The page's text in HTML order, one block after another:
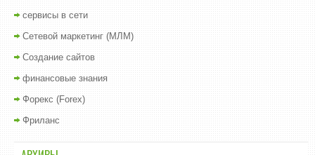
сервисы в сети
Сетевой маркетинг (МЛМ)
Создание сайтов
финансовые знания
Форекс (Forex)
Фриланс